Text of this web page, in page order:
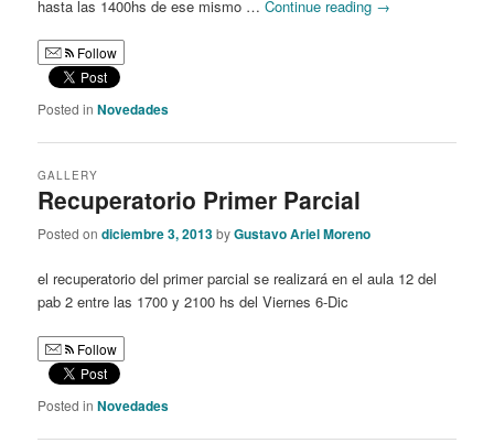
hasta las 1400hs de ese mismo …Continue reading →
Follow
Posted in Novedades
Recuperatorio Primer Parcial
GALLERY
Posted ondiciembre 3, 2013byGustavo Ariel Moreno
el recuperatorio del primer parcial se realizará en el aula 12 del
pab 2 entre las 1700 y 2100 hs del Viernes 6-Dic
Follow
Posted in Novedades